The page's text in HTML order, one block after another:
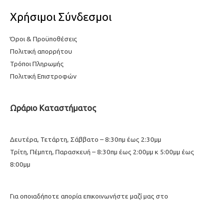
Χρήσιμοι Σύνδεσμοι
Όροι & Προϋποθέσεις
Πολιτική απορρήτου
Τρόποι Πληρωμής
Πολιτική Επιστροφών
Ωράριο Καταστήματος
Δευτέρα, Τετάρτη, Σάββατο – 8:30πμ έως 2:30μμ
Τρίτη, Πέμπτη, Παρασκευή – 8:30πμ έως 2:00μμ κ 5:00μμ έως
8:00μμ
Για οποιαδήποτε απορία επικοινωνήστε μαζί μας στο